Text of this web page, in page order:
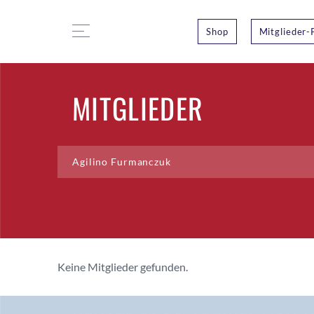
Shop Mitglieder-
MITGLIEDER
Keine Mitglieder gefunden.